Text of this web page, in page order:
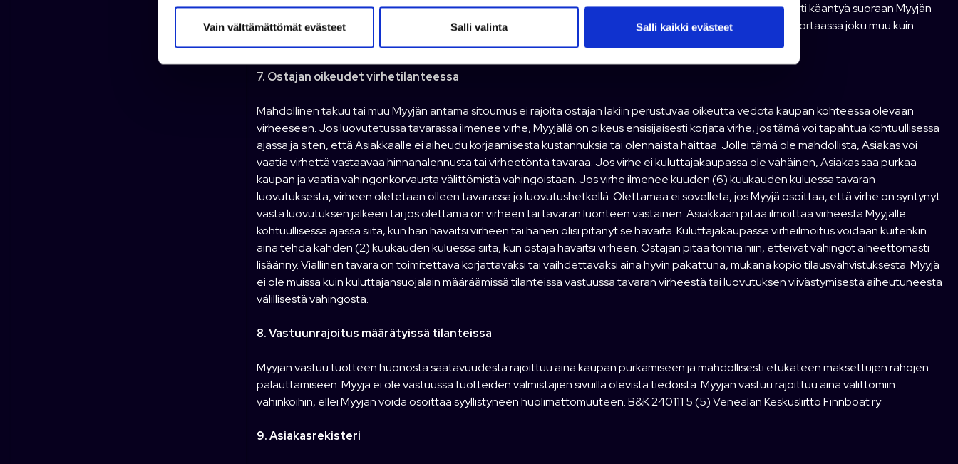
k
Vain välttämättömät evästeet Salli valinta Salli kaikki evästeet
kuluttajansuojalain määrittelemässä kohtuullisessa ajassa. Asiakkaan tulee takuuvirhetilanteessa ensisijaisesti kääntyä suoraan Myyjän
puoleen, ellei Myyjä ole nimenomaisesti muuta ilmoittanut. Mikäli takuun on antanut aikaisemmassa myyntiportaassa joku muu kuin
Myyjä, Myyjä ei vastaa takuun perusteella virheestä jos Myyjä on näin erikseen ilmoittanut.
7. Ostajan oikeudet virhetilanteessa
Mahdollinen takuu tai muu Myyjän antama sitoumus ei rajoita ostajan lakiin perustuvaa oikeutta vedota kaupan kohteessa olevaan
virheeseen. Jos luovutetussa tavarassa ilmenee virhe, Myyjällä on oikeus ensisijaisesti korjata virhe, jos tämä voi tapahtua kohtuullisessa
ajassa ja siten, että Asiakkaalle ei aiheudu korjaamisesta kustannuksia tai olennaista haittaa. Jollei tämä ole mahdollista, Asiakas voi
vaatia virhettä vastaavaa hinnanalennusta tai virheetöntä tavaraa. Jos virhe ei kuluttajakaupassa ole vähäinen, Asiakas saa purkaa
kaupan ja vaatia vahingonkorvausta välittömistä vahingoistaan. Jos virhe ilmenee kuuden (6) kuukauden kuluessa tavaran
luovutuksesta, virheen oletetaan olleen tavarassa jo luovutushetkellä. Olettamaa ei sovelleta, jos Myyjä osoittaa, että virhe on syntynyt
vasta luovutuksen jälkeen tai jos olettama on virheen tai tavaran luonteen vastainen. Asiakkaan pitää ilmoittaa virheestä Myyjälle
kohtuullisessa ajassa siitä, kun hän havaitsi virheen tai hänen olisi pitänyt se havaita. Kuluttajakaupassa virheilmoitus voidaan kuitenkin
aina tehdä kahden (2) kuukauden kuluessa siitä, kun ostaja havaitsi virheen. Ostajan pitää toimia niin, etteivät vahingot aiheettomasti
lisäänny. Viallinen tavara on toimitettava korjattavaksi tai vaihdettavaksi aina hyvin pakattuna, mukana kopio tilausvahvistuksesta. Myyjä
ei ole muissa kuin kuluttajansuojalain määräämissä tilanteissa vastuussa tavaran virheestä tai luovutuksen viivästymisestä aiheutuneesta
välillisestä vahingosta.
8. Vastuunrajoitus määrätyissä tilanteissa
Myyjän vastuu tuotteen huonosta saatavuudesta rajoittuu aina kaupan purkamiseen ja mahdollisesti etukäteen maksettujen rahojen
palauttamiseen. Myyjä ei ole vastuussa tuotteiden valmistajien sivuilla olevista tiedoista. Myyjän vastuu rajoittuu aina välittömiin
vahinkoihin, ellei Myyjän voida osoittaa syyllistyneen huolimattomuuteen. B&K 240111 5 (5) Venealan Keskusliitto Finnboat ry
9. Asiakasrekisteri